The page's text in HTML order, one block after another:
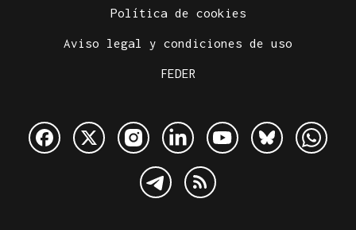
Política de cookies
Aviso legal y condiciones de uso
FEDER